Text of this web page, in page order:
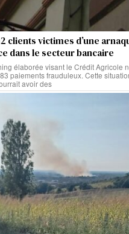
clients victimes d’une
dans le secteur bancaire
élaborée visant le Crédit Agricole
paiements frauduleux. Cette
avoir des